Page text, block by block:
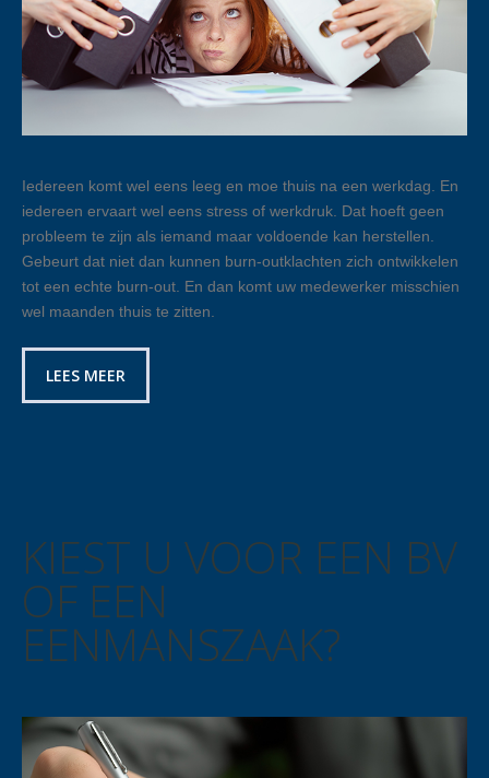
Iedereen komt wel eens leeg en moe thuis na een werkdag. En
iedereen ervaart wel eens stress of werkdruk. Dat hoeft geen
probleem te zijn als iemand maar voldoende kan herstellen.
Gebeurt dat niet dan kunnen burn-outklachten zich ontwikkelen
tot een echte burn-out. En dan komt uw medewerker misschien
wel maanden thuis te zitten.
LEES MEER
KIEST U VOOR EEN BV
OF EEN
EENMANSZAAK?